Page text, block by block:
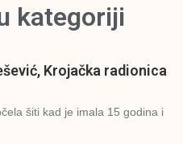
kategoriji
Krojačka radionica
šiti kad je imala 15 godina i